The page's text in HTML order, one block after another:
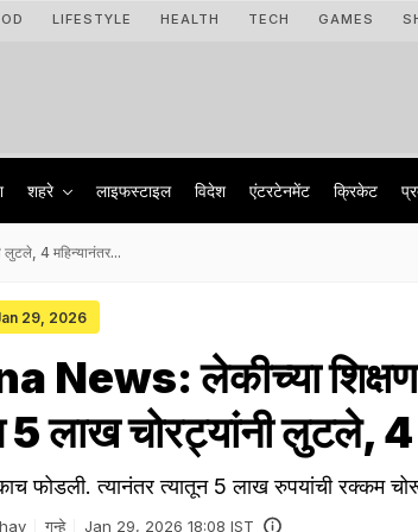
LIFESTYLE HEALTH TECH GAMES
शहरे लाइफस्टाइल विदेश एंटरटेनमेंट क्रिकेट
4 महिन्यानंतर...
29, 2026
News: लेकीच्या
लाख चोरट्यांनी लुटले, 4
काच फोडली. त्यानंतर त्यातून 5 लाख रुपयांची रक्कम
गुन्हे Jan 29, 2026 18:08 IST